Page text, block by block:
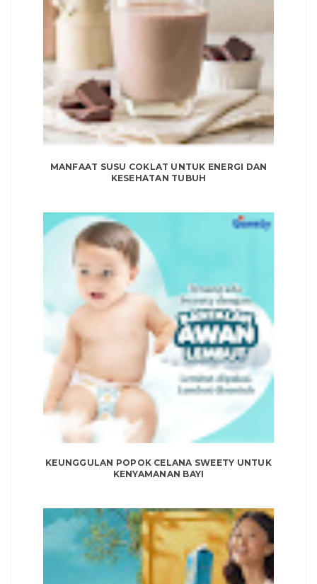
MANFAAT SUSU COKLAT UNTUK ENERGI DAN
KESEHATAN TUBUH
KEUNGGULAN POPOK CELANA SWEETY UNTUK
KENYAMANAN BAYI